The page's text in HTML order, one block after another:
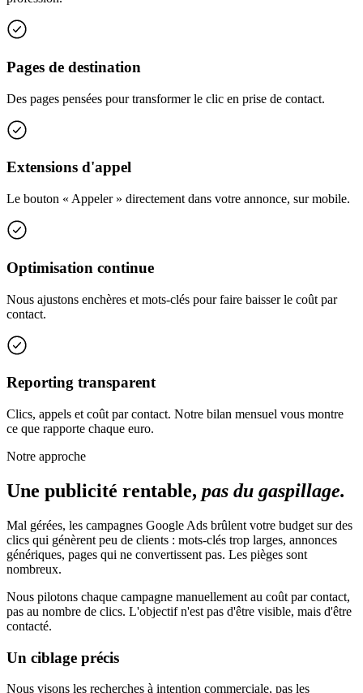
Pages de destination
Des pages pensées pour transformer le clic en prise de contact.
Extensions d'appel
Le bouton « Appeler » directement dans votre annonce, sur mobile.
Optimisation continue
Nous ajustons enchères et mots-clés pour faire baisser le coût par
contact.
Reporting transparent
Clics, appels et coût par contact. Notre bilan mensuel vous montre
ce que rapporte chaque euro.
Notre approche
Une publicité rentable, pas du gaspillage.
Mal gérées, les campagnes Google Ads brûlent votre budget sur des
clics qui génèrent peu de clients : mots-clés trop larges, annonces
génériques, pages qui ne convertissent pas. Les pièges sont
nombreux.
Nous pilotons chaque campagne manuellement au coût par contact,
pas au nombre de clics. L'objectif n'est pas d'être visible, mais d'être
contacté.
Un ciblage précis
Nous visons les recherches à intention commerciale, pas les